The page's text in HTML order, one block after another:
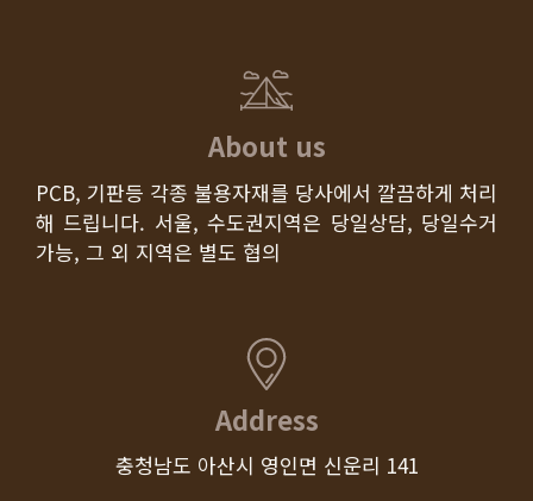
About us
PCB, 기판등 각종 불용자재를 당사에서 깔끔하게 처리
해 드립니다. 서울, 수도권지역은 당일상담, 당일수거
가능, 그 외 지역은 별도 협의
Address
충청남도 아산시 영인면 신운리 141